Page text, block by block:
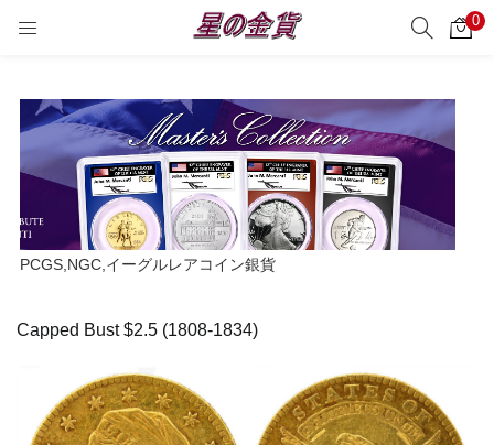
0
サーチ
PCGS,NGC,イーグルレアコイン銀貨
Capped Bust $2.5 (1808-1834)
Enter your username and password to login.
Remember me